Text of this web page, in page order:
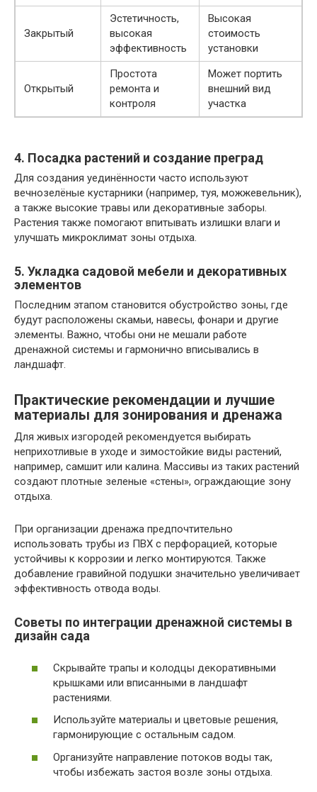
Закрытый
Эстетичность,
высокая
эффективность
Высокая
стоимость
установки
Открытый
Простота
ремонта и
контроля
Может портить
внешний вид
участка
4. Посадка растений и создание преград
Для создания уединённости часто используют
вечнозелёные кустарники (например, туя, можжевельник),
а также высокие травы или декоративные заборы.
Растения также помогают впитывать излишки влаги и
улучшать микроклимат зоны отдыха.
5. Укладка садовой мебели и декоративных
элементов
Последним этапом становится обустройство зоны, где
будут расположены скамьи, навесы, фонари и другие
элементы. Важно, чтобы они не мешали работе
дренажной системы и гармонично вписывались в
ландшафт.
Практические рекомендации и лучшие
материалы для зонирования и дренажа
Для живых изгородей рекомендуется выбирать
неприхотливые в уходе и зимостойкие виды растений,
например, самшит или калина. Массивы из таких растений
создают плотные зеленые «стены», ограждающие зону
отдыха.
При организации дренажа предпочтительно
использовать трубы из ПВХ с перфорацией, которые
устойчивы к коррозии и легко монтируются. Также
добавление гравийной подушки значительно увеличивает
эффективность отвода воды.
Советы по интеграции дренажной системы в
дизайн сада
Скрывайте трапы и колодцы декоративными
крышками или вписанными в ландшафт
растениями.
Используйте материалы и цветовые решения,
гармонирующие с остальным садом.
Организуйте направление потоков воды так,
чтобы избежать застоя возле зоны отдыха.